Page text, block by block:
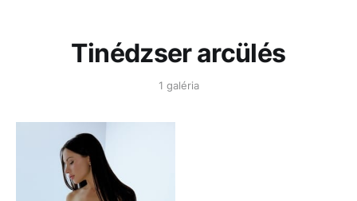
Tinédzser arcülés
1 galéria